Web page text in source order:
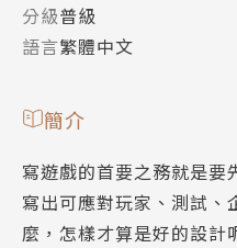
分級普級
語言繁體中文
簡介
寫遊戲的首要之務就是要
寫出可應對玩家、測試、
麼，怎樣才算是好的設計